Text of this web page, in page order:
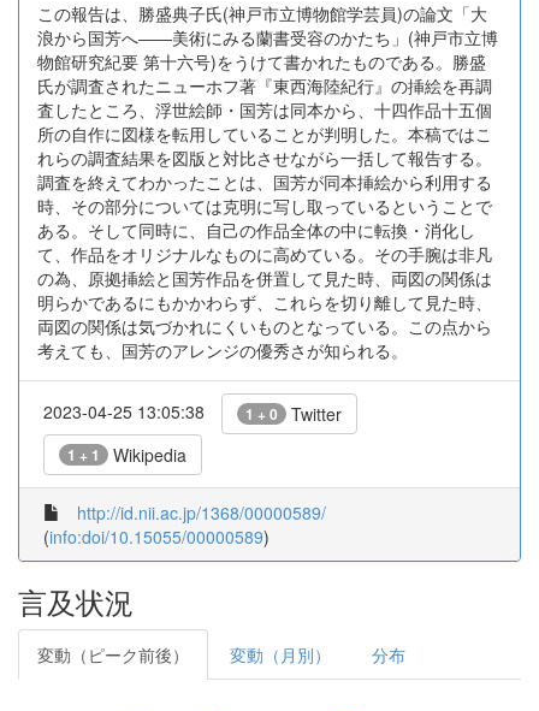
この報告は、勝盛典子氏(神戸市立博物館学芸員)の論文「大
浪から国芳へ――美術にみる蘭書受容のかたち」(神戸市立博
物館研究紀要 第十六号)をうけて書かれたものである。勝盛
氏が調査されたニューホフ著『東西海陸紀行』の挿絵を再調
査したところ、浮世絵師・国芳は同本から、十四作品十五個
所の自作に図様を転用していることが判明した。本稿ではこ
れらの調査結果を図版と対比させながら一括して報告する。
調査を終えてわかったことは、国芳が同本挿絵から利用する
時、その部分については克明に写し取っているということで
ある。そして同時に、自己の作品全体の中に転換・消化し
て、作品をオリジナルなものに高めている。その手腕は非凡
の為、原拠挿絵と国芳作品を併置して見た時、両図の関係は
明らかであるにもかかわらず、これらを切り離して見た時、
両図の関係は気づかれにくいものとなっている。この点から
考えても、国芳のアレンジの優秀さが知られる。
2023-04-25 13:05:38 1 + 0 Twitter
1 + 1 Wikipedia
http://id.nii.ac.jp/1368/00000589/
(info:doi/10.15055/00000589)
言及状況
変動（ピーク前後） 変動（月別） 分布